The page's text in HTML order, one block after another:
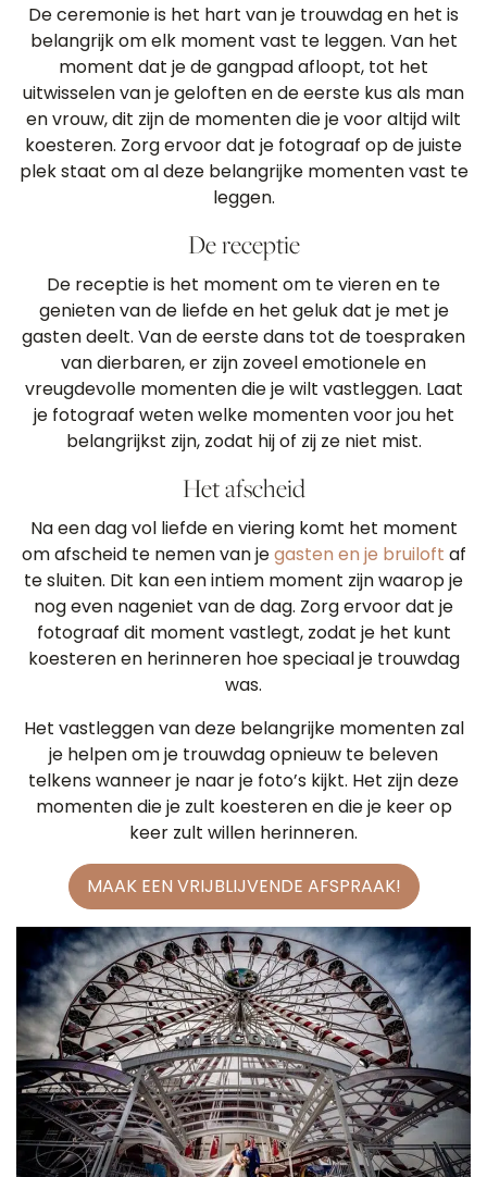
De ceremonie is het hart van je trouwdag en het is
belangrijk om elk moment vast te leggen. Van het
moment dat je de gangpad afloopt, tot het
uitwisselen van je geloften en de eerste kus als man
en vrouw, dit zijn de momenten die je voor altijd wilt
koesteren. Zorg ervoor dat je fotograaf op de juiste
plek staat om al deze belangrijke momenten vast te
leggen.
De receptie
De receptie is het moment om te vieren en te
genieten van de liefde en het geluk dat je met je
gasten deelt. Van de eerste dans tot de toespraken
van dierbaren, er zijn zoveel emotionele en
vreugdevolle momenten die je wilt vastleggen. Laat
je fotograaf weten welke momenten voor jou het
belangrijkst zijn, zodat hij of zij ze niet mist.
Het afscheid
Na een dag vol liefde en viering komt het moment
om afscheid te nemen van jegasten en je bruiloft af
te sluiten. Dit kan een intiem moment zijn waarop je
nog even nageniet van de dag. Zorg ervoor dat je
fotograaf dit moment vastlegt, zodat je het kunt
koesteren en herinneren hoe speciaal je trouwdag
was.
Het vastleggen van deze belangrijke momenten zal
je helpen om je trouwdag opnieuw te beleven
telkens wanneer je naar je foto’s kijkt. Het zijn deze
momenten die je zult koesteren en die je keer op
keer zult willen herinneren.
MAAK EEN VRIJBLIJVENDE AFSPRAAK!